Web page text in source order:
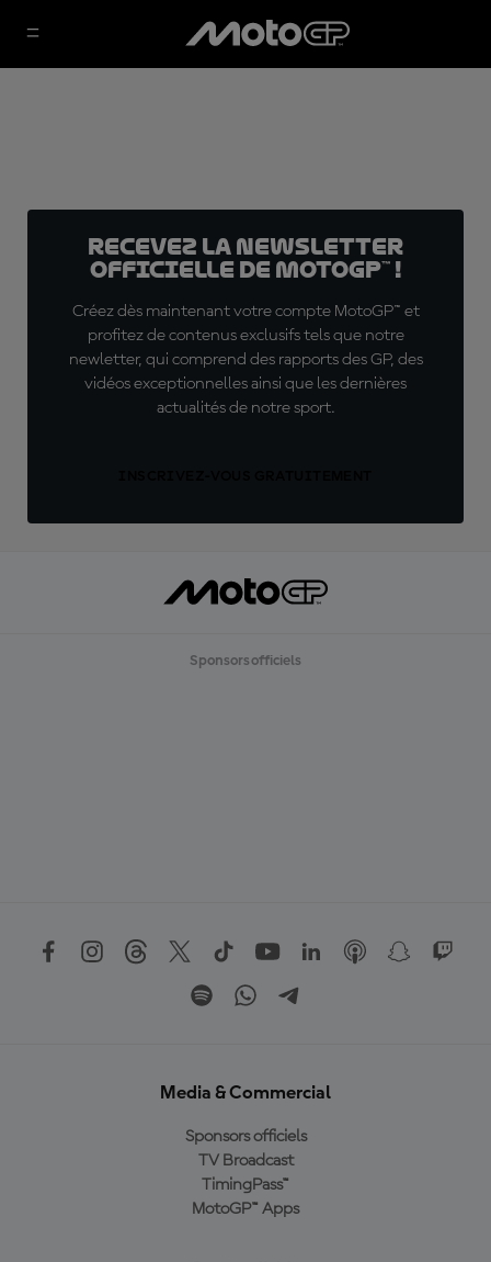
Recevez la Newsletter
officielle de MotoGP™ !
Créez dès maintenant votre compte MotoGP™ et
profitez de contenus exclusifs tels que notre
newletter, qui comprend des rapports des GP, des
vidéos exceptionnelles ainsi que les dernières
actualités de notre sport.
Sponsors officiels
Media & Commercial
Sponsors officiels
TV Broadcast
TimingPass™
MotoGP™ Apps